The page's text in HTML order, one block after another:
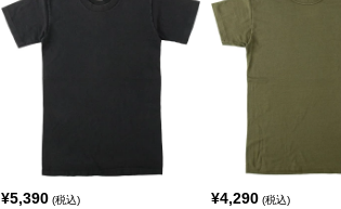
¥5,390 (税込) ¥4,290 (税込)